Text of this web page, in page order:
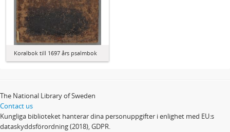
Koralbok till 1697 års psalmbok
The National Library of Sweden
Contact us
Kungliga biblioteket hanterar dina personuppgifter i enlighet med EU:s
dataskyddsförordning (2018), GDPR.